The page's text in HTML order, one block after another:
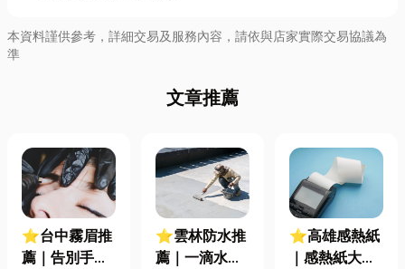
本資料謹供參考，詳細交易及服務內容，請依與店家實際交易協議為
準
文章推薦
⭐台中霧眉推
薦｜告別手殘
⭐雲林防水推
薦｜一滴水引
⭐高雄感熱紙
｜感熱紙大學